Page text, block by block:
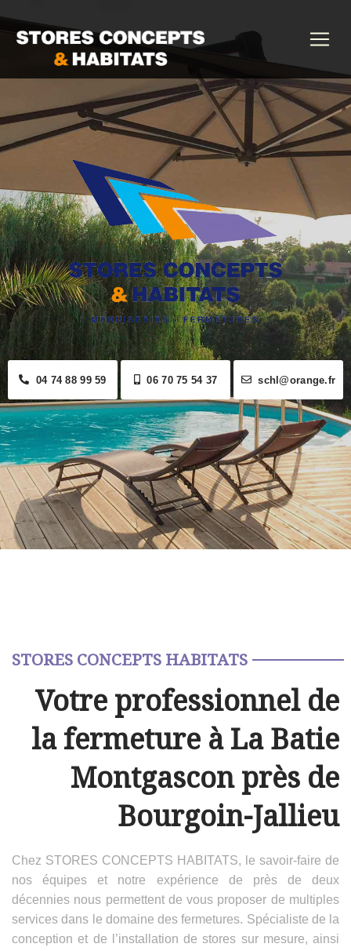
04 74 88 99 59 06 70 75 54 37 schl@orange.fr
STORES CONCEPTS HABITATS
Votre professionnel de
la fermeture à La Batie
Montgascon près de
Bourgoin-Jallieu
Chez STORES CONCEPTS HABITATS, le savoir-faire de
nos équipes et notre expérience de près de deux
décennies nous permettent de vous proposer de multiples
services dans le domaine des fermetures. Spécialiste de la
conception et de l’installation de stores sur mesure, ainsi